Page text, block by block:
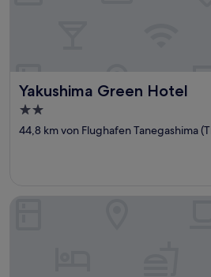
Yakushima Green Hotel
Yakushima Green Hotel
2.0-
Sterne-
44,8 km von Flughafen Tanegashima